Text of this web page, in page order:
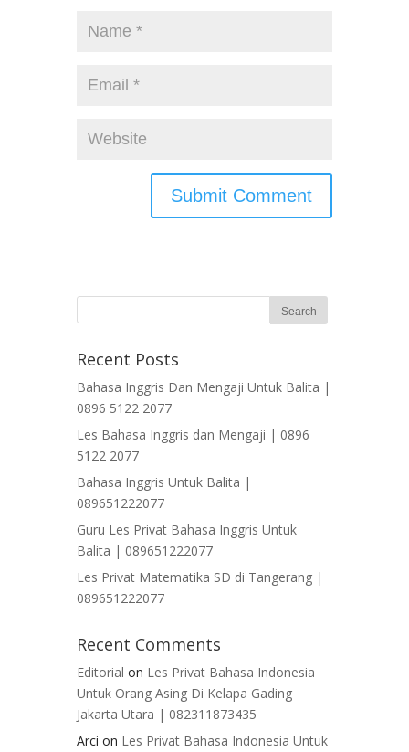
Recent Posts
Bahasa Inggris Dan Mengaji Untuk Balita |
0896 5122 2077
Les Bahasa Inggris dan Mengaji | 0896
5122 2077
Bahasa Inggris Untuk Balita |
089651222077
Guru Les Privat Bahasa Inggris Untuk
Balita | 089651222077
Les Privat Matematika SD di Tangerang |
089651222077
Recent Comments
Editorial on Les Privat Bahasa Indonesia
Untuk Orang Asing Di Kelapa Gading
Jakarta Utara | 082311873435
Arci on Les Privat Bahasa Indonesia Untuk